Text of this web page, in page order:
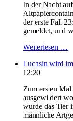
In der Nacht
der erste Fall
gemeldet, und
Weiterlesen …
Luchsin wird
12:20
Zum ersten
ausgewildert
wurde das Tier
männliche